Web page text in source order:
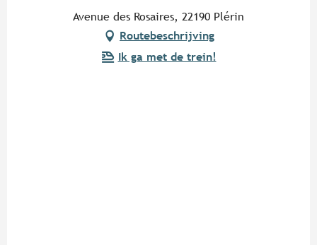
Avenue des Rosaires, 22190 Plérin
Routebeschrijving
Ik ga met de trein!